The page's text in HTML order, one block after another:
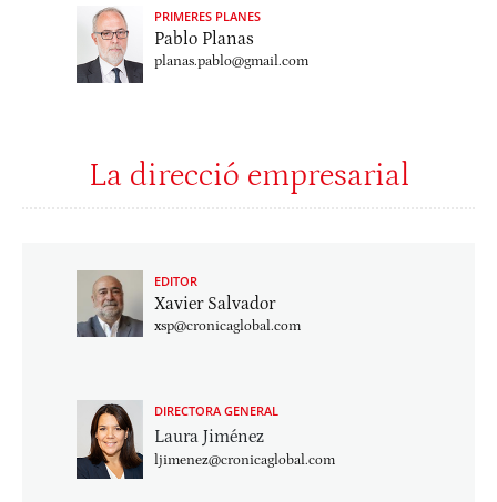
PRIMERES PLANES
Pablo Planas
planas.pablo@gmail.com
La direcció empresarial
EDITOR
Xavier Salvador
xsp@cronicaglobal.com
DIRECTORA GENERAL
Laura Jiménez
ljimenez@cronicaglobal.com